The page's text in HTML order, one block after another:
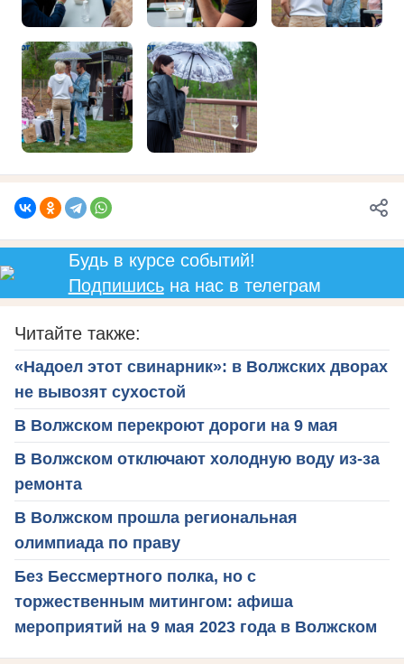
Будь в курсе событий!
Подпишисьна нас в телеграм
Читайте также:
«Надоел этот свинарник»: в Волжских дворах
не вывозят сухостой
В Волжском перекроют дороги на 9 мая
В Волжском отключают холодную воду из-за
ремонта
В Волжском прошла региональная
олимпиада по праву
Без Бессмертного полка, но с
торжественным митингом: афиша
мероприятий на 9 мая 2023 года в Волжском